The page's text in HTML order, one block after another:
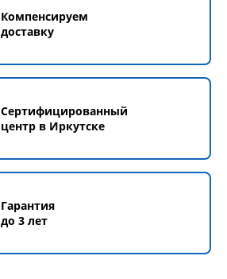
Компенсируем
доставку
Сертифицированный
центр в Иркутске
Гарантия
до 3 лет